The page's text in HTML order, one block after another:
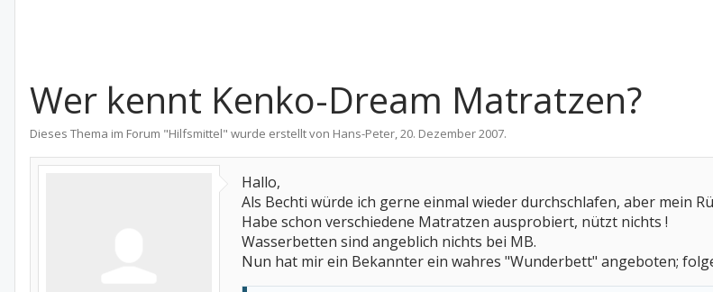
Wer kennt Kenko-Dream Matratzen?
Dieses Thema im Forum "Hilfsmittel" wurde erstellt von Hans-Peter,20. Dezember 2007.
Hallo,
Als Bechti würde ich gerne einmal wieder durchschlafen, aber mein
Habe schon verschiedene Matratzen ausprobiert, nützt nichts !
Wasserbetten sind angeblich nichts bei MB.
Nun hat mir ein Bekannter ein wahres "Wunderbett" angeboten;